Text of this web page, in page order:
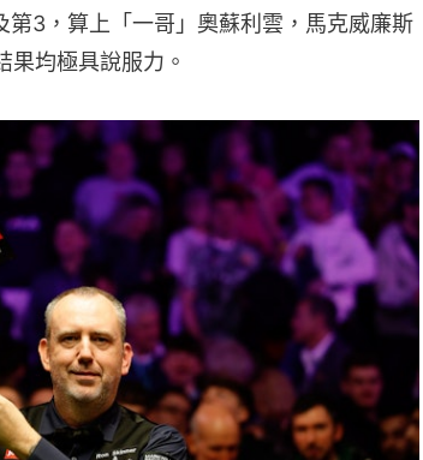
3，算上「一哥」奧蘇利雲，馬克威廉斯
果均極具說服力。